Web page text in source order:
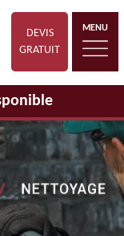
DEVIS
GRATUIT
MENU